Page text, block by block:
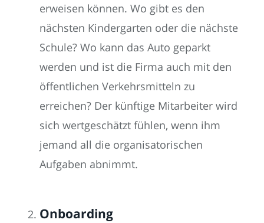
erweisen können. Wo gibt es den
nächsten Kindergarten oder die nächste
Schule? Wo kann das Auto geparkt
werden und ist die Firma auch mit den
öffentlichen Verkehrsmitteln zu
erreichen? Der künftige Mitarbeiter wird
sich wertgeschätzt fühlen, wenn ihm
jemand all die organisatorischen
Aufgaben abnimmt.
Onboarding